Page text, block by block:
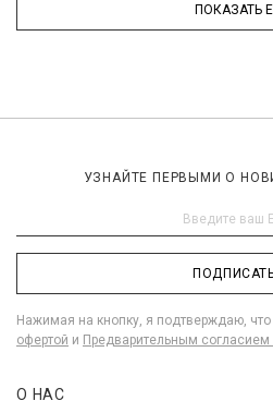
ПОКАЗАТЬ
УЗНАЙТЕ ПЕРВЫМИ О
Нажимая на кнопку, я подтверждаю,
офертой и Предварительным
О НАС